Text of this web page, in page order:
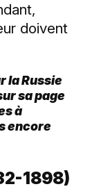
doivent
la Russie
sa page
à
encore
1898)